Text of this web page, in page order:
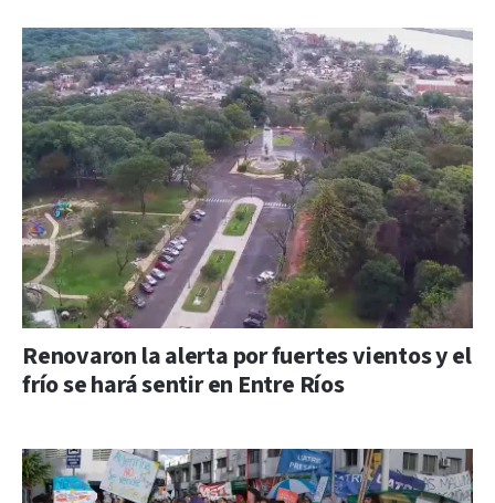
Renovaron la alerta por fuertes vientos y el
frío se hará sentir en Entre Ríos